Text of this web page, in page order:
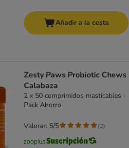
Añadir a la cesta
Zesty Paws Probiotic Chews
Calabaza
2 x 50 comprimidos masticables -
Pack Ahorro
Valorar: 5/5 (2)